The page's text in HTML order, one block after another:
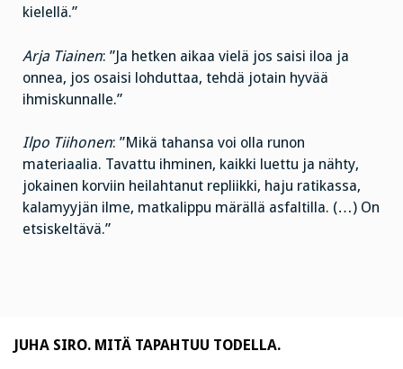
kielellä.”
Arja Tiainen: ”Ja hetken aikaa vielä jos saisi iloa ja
onnea, jos osaisi lohduttaa, tehdä jotain hyvää
ihmiskunnalle.”
Ilpo Tiihonen: ”Mikä tahansa voi olla runon
materiaalia. Tavattu ihminen, kaikki luettu ja nähty,
jokainen korviin heilahtanut repliikki, haju ratikassa,
kalamyyjän ilme, matkalippu märällä asfaltilla. (…) On
etsiskeltävä.”
JUHA SIRO. MITÄ TAPAHTUU TODELLA.